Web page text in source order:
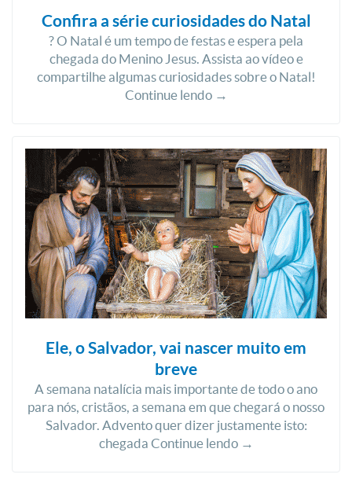
Confira a série curiosidades do Natal
? O Natal é um tempo de festas e espera pela
chegada do Menino Jesus. Assista ao vídeo e
compartilhe algumas curiosidades sobre o Natal!
Continue lendo →
Ele, o Salvador, vai nascer muito em
breve
A semana natalícia mais importante de todo o ano
para nós, cristãos, a semana em que chegará o nosso
Salvador. Advento quer dizer justamente isto:
chegada Continue lendo →